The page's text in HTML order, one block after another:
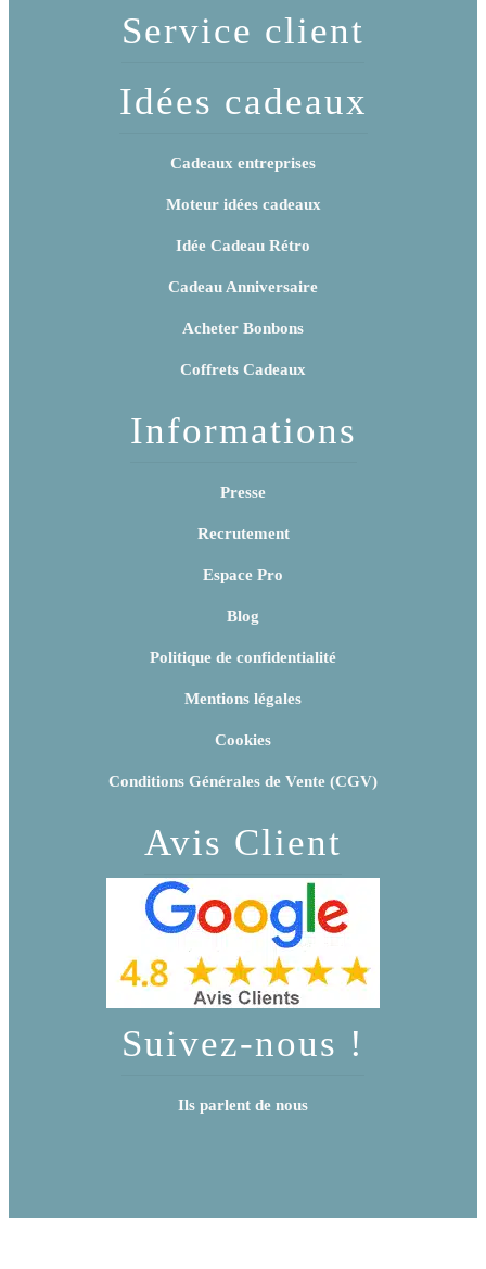
Service client
Idées cadeaux
Cadeaux entreprises
Moteur idées cadeaux
Idée Cadeau Rétro
Cadeau Anniversaire
Acheter Bonbons
Coffrets Cadeaux
Informations
Presse
Recrutement
Espace Pro
Blog
Politique de confidentialité
Mentions légales
Cookies
Conditions Générales de Vente (CGV)
Avis Client
Suivez-nous !
Ils parlent de nous